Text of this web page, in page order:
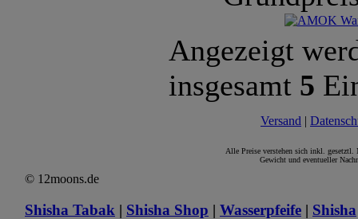
Angezeigt
insgesamt 5
Versand |
Alle Preise verstehen sich inkl.
Gewicht und eventueller
© 12moons.de
Shisha Tabak | Shisha Shop | Wasserpfeife | Shisha